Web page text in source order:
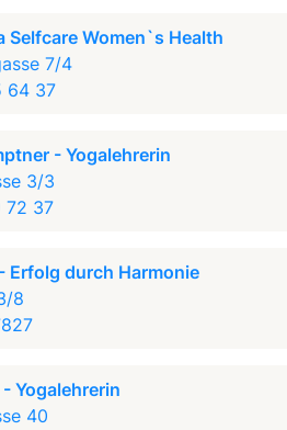
Selfcare Women`s Health
7/4
64 37
- Yogalehrerin
3/3
72 37
Erfolg durch Harmonie
8
Yogalehrerin
40